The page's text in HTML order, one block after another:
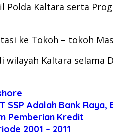
Kaltara serta
ke Tokoh – tokoh
Kaltara selama
Adalah Bank Raya,
Pemberian Kredit
2001 – 2011